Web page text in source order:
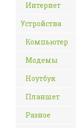
Интернет
Устройства
Компьютер
Модемы
Ноутбук
Планшет
Разное